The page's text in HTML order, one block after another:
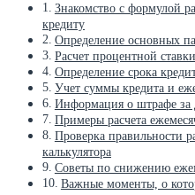
Знакомство с формулой
кредиту
Определение основных
Расчет процентной ставки
Определение срока
Учет суммы кредита и
Информация о штрафе за
Примеры расчета
Проверка правильности
калькулятора
Советы по снижению
Важные моменты, о